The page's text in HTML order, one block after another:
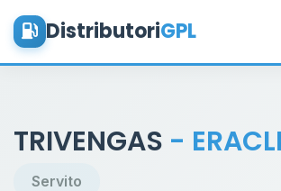
DistributoriGPL
TRIVENGAS -
Servito